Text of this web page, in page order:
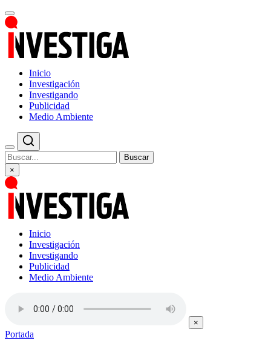
Inicio
Investigación
Investigando
Publicidad
Medio Ambiente
Buscar
×
Inicio
Investigación
Investigando
Publicidad
Medio Ambiente
×
Portada